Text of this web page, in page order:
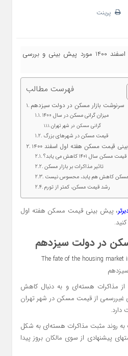
پرینت
قیمت مسکن برای هفته اول اسفند 1400 مورد پیش بینی و بررسی
فهرست مطالب
سرنوشت بازار مسکن در دولت سیزدهم
میزان گرانی مسکن در سال 1400
گرانی مسکن در شهر تهران
قیمت مسکن در شهرهای بزرگ
قیمت مسکن هفته اول اسفند 1400
قیمت مسکن سال 1401 کاهش می یابد؟
تاثیر مذاکرات بر بازار مسکن
کاهش هم یابد، محسوس نیست
رشد قیمت مسکن، کمتر از تورم
، پیش بینی قیمت مسکن هفته اول
در دولت سیزدهم
از مذاکرات هسته‌ای و به دنبال کاهش
غیررسمی از قیمت مسکن در شهر تهران
روند مثبت مذاکرات هسته‌ای به شکل
پیشنهادی از سوی مالکان بروز پیدا